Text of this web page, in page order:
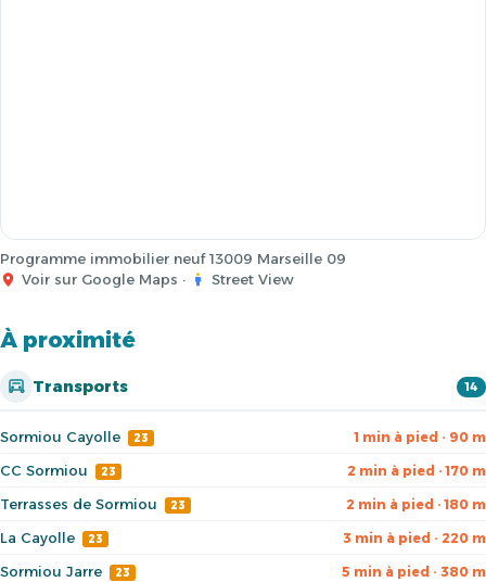
Programme immobilier neuf 13009 Marseille 09
Voir sur Google Maps · Street View
À proximité
Transports 14
Sormiou Cayolle 23 1 min à pied · 90 m
CC Sormiou 23 2 min à pied · 170 m
Terrasses de Sormiou 23 2 min à pied · 180 m
La Cayolle 23 3 min à pied · 220 m
Sormiou Jarre 23 5 min à pied · 380 m